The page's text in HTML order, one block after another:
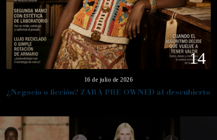
14
16 de julio de 2026
¿Negocio o ficción? ZARA PRE-OWNED al descubierto